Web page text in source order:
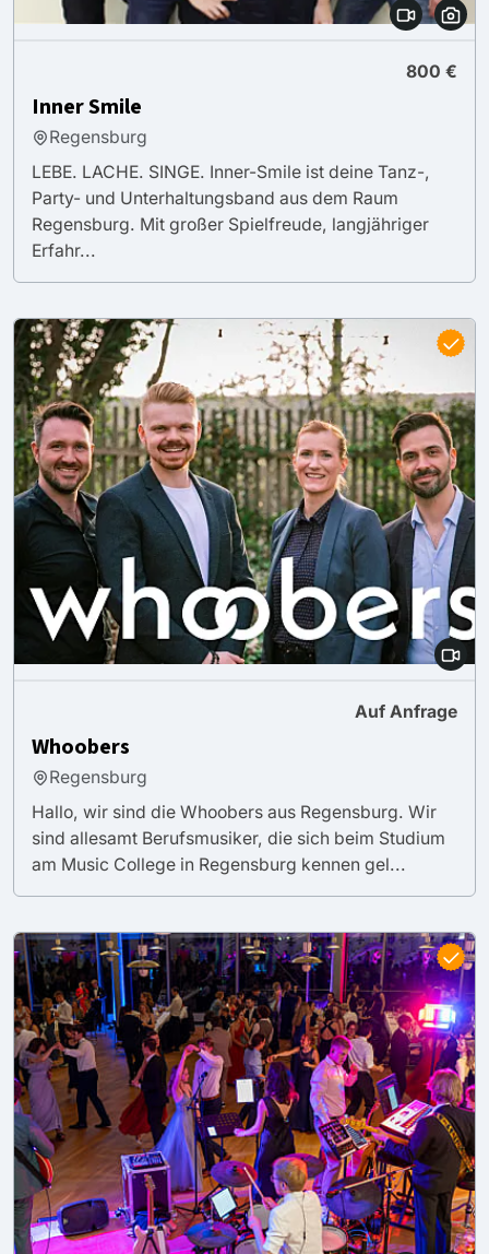
800 €
Inner Smile
Regensburg
LEBE. LACHE. SINGE. Inner-Smile ist deine Tanz-,
Party- und Unterhaltungsband aus dem Raum
Regensburg. Mit großer Spielfreude, langjähriger
Erfahr...
Auf Anfrage
Whoobers
Regensburg
Hallo, wir sind die Whoobers aus Regensburg. Wir
sind allesamt Berufsmusiker, die sich beim Studium
am Music College in Regensburg kennen gel...